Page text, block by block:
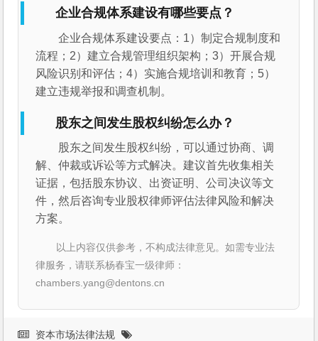
企业合规体系建设有哪些要点？
企业合规体系建设要点：1）制定合规制度和
流程；2）建立合规管理组织架构；3）开展合规
风险识别和评估；4）实施合规培训和教育；5）
建立违规举报和调查机制。
股东之间发生股权纠纷怎么办？
股东之间发生股权纠纷，可以通过协商、调
解、仲裁或诉讼等方式解决。建议首先收集相关
证据，包括股东协议、出资证明、公司决议等文
件，然后咨询专业股权律师评估法律风险和解决
方案。
以上内容仅供参考，不构成法律意见。如需专业法
律服务，请联系杨春宝一级律师：
chambers.yang@dentons.cn
资本市场法律法规